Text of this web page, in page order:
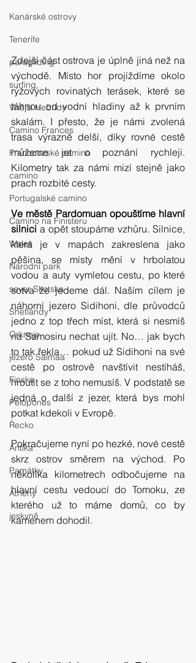
Kanárské ostrovy
Tenerife
paragliding
surfing
Vnější Hebridy
Camino Frances
Francouzské camino
camino
Portugalské camino
Camino na Finisteru
Wales
Národní park
sever Skotska
Shetlandy
Orkneje
jezero Saimaa
Finsko
Pelopones
Řecko
Antika
Památky
Athény
jeskyně
Zdejší část ostrova je úplně jiná než na
východě. Místo hor projíždíme okolo
rýžových rovinatých terásek, které se
táhnou od vodní hladiny až k prvním
skalám. I přesto, že je námi zvolená
trasa výrazně delší, díky rovné cestě
můžeme jet o poznání rychleji.
Kilometry tak za námi mizí stejně jako
prach rozbité cesty.
Ve městě Pardomuan opouštíme hlavní
silnici a opět stoupáme vzhůru. Silnice,
která je v mapách zakreslena jako
pěšina, se místy mění v hrbolatou
vodou a auty vymletou cestu, po které
sotva že jedeme dál. Naším cílem je
náhorní jezero Sidihoni, dle průvodců
jedno z top třech míst, která si nesmíš
na Samosiru nechat ujít. No… jak bych
to tak řekla… pokud už Sidihoni na své
cestě po ostrově navštívit nestíháš,
hroutit se z toho nemusíš. V podstatě se
jedná o další z jezer, která bys mohl
potkat kdekoli v Evropě.
Pokračujeme nyní po hezké, nové cestě
skrz ostrov směrem na východ. Po
několika kilometrech odbočujeme na
hlavní cestu vedoucí do Tomoku, ze
kterého už to máme domů, co by
kamenem dohodil.